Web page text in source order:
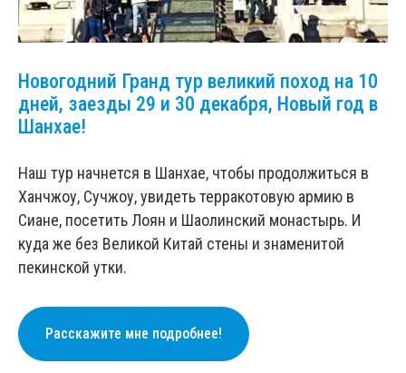
Новогодний Гранд тур великий поход на 10
дней, заезды 29 и 30 декабря, Новый год в
Шанхае!
Наш тур начнется в Шанхае, чтобы продолжиться в
Ханчжоу, Сучжоу, увидеть терракотовую армию в
Сиане, посетить Лоян и Шаолинский монастырь. И
куда же без Великой Китай стены и знаменитой
пекинской утки.
Расскажите мне подробнее!